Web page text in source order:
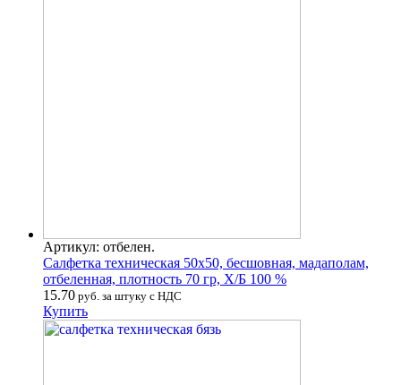
Артикул: отбелен.
Салфетка техническая 50х50, бесшовная, мадаполам,
отбеленная, плотность 70 гр, Х/Б 100 %
15.70 руб. за штуку с НДС
Купить